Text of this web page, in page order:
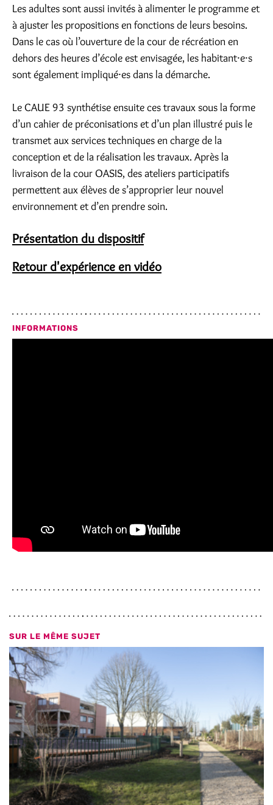
Les adultes sont aussi invités à alimenter le programme et
à ajuster les propositions en fonctions de leurs besoins.
Dans le cas où l’ouverture de la cour de récréation en
dehors des heures d’école est envisagée, les habitant⸱e⸱s
sont également impliqué⸱es dans la démarche.
Le CAUE 93 synthétise ensuite ces travaux sous la forme
d’un cahier de préconisations et d’un plan illustré puis le
transmet aux services techniques en charge de la
conception et de la réalisation les travaux. Après la
livraison de la cour OASIS, des ateliers participatifs
permettent aux élèves de s’approprier leur nouvel
environnement et d’en prendre soin.
Présentation du dispositif
Retour d'expérience en vidéo
INFORMATIONS
SUR LE MÊME SUJET